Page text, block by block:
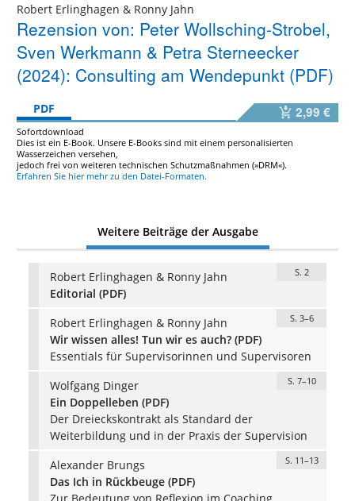
Robert Erlinghagen & Ronny Jahn
Rezension von: Peter Wollsching-Strobel,
Sven Werkmann & Petra Sterneecker
(2024): Consulting am Wendepunkt (PDF)
PDF 2,99 €
Sofortdownload
Dies ist ein E-Book. Unsere E-Books sind mit einem personalisierten
Wasserzeichen versehen,
jedoch frei von weiteren technischen Schutzmaßnahmen (»DRM«).
Erfahren Sie hier mehr zu den Datei-Formaten.
Weitere Beiträge der Ausgabe
Robert Erlinghagen & Ronny Jahn S. 2
Editorial (PDF)
Robert Erlinghagen & Ronny Jahn
S. 3–6
Wir wissen alles! Tun wir es auch? (PDF)
Essentials für Supervisorinnen und Supervisoren
Wolfgang Dinger
S. 7–10
Ein Doppelleben (PDF)
Der Dreieckskontrakt als Standard der
Weiterbildung und in der Praxis der Supervision
Alexander Brungs
S. 11–13
Das Ich in Rückbeuge (PDF)
Zur Bedeutung von Reflexion im Coaching